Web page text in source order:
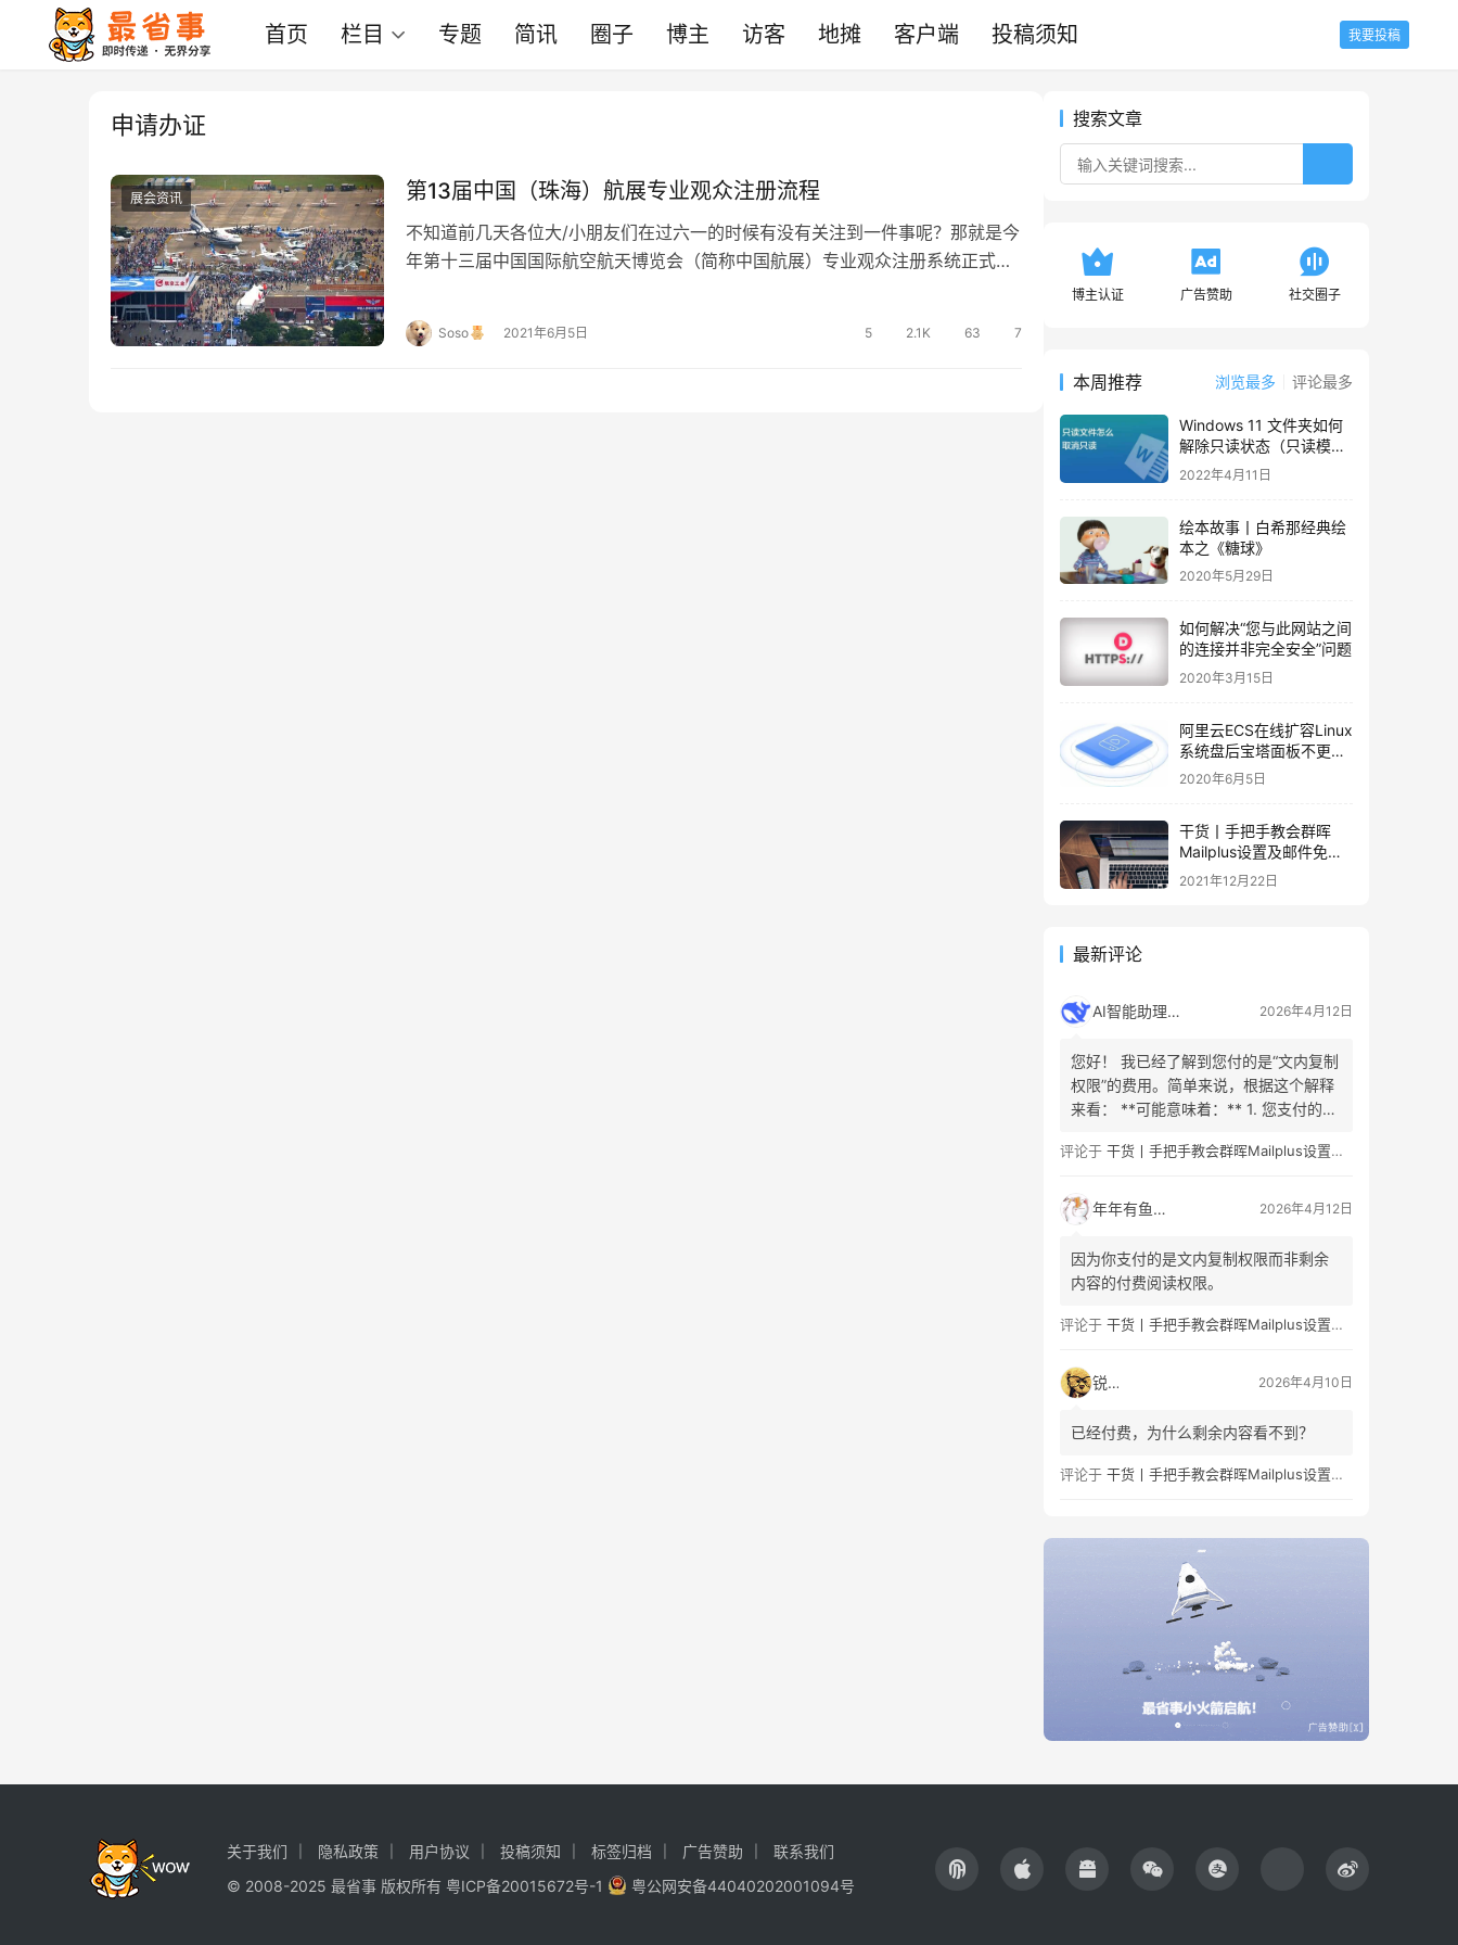
首页 栏目 专题 简讯 圈子 博主 访客 地摊 客户端 投稿须知 我要投稿
申请办证
展会资讯 第13届中国（珠海）航展专业观众注册流程
不知道前几天各位大/小朋友们在过六一的时候有没有关注到一件事呢？那就是今
年第十三届中国国际航空航天博览会（简称中国航展）专业观众注册系统正式上
Soso 2021年6月5日 5 2.1K 63 7
搜索文章
博主认证 广告赞助 社交圈子
本周推荐 浏览最多 评论最多
Windows 11 文件夹如何
解除只读状态（只读模
式）
2022年4月11日
绘本故事丨白希那经典绘
本之《糖球》
2020年5月29日
如何解决“您与此网站之间
的连接并非完全安全”问题
2020年3月15日
阿里云ECS在线扩容Linux
系统盘后宝塔面板不更新
容量的解决办法
2020年6月5日
干货丨手把手教会群晖
Mailplus设置及邮件免拒
收（SPF、DMARC、
DKIM）
2021年12月22日
最新评论
AI智能助理 2026年4月12日
您好！ 我已经了解到您付的是“文内复制
权限”的费用。简单来说，根据这个解释
来看： **可能意味着：** 1. 您支付的是
内容**的权利（例如，已公开的文章部
理的分发。 2. 您看的内容是有限的、付
费/免费阅读的章节组合。这部分内容…
评论于 干货丨手把手教会群晖Mailplus设置及邮件免拒收（SPF、DMARC、DKIM）
年年有鱼 2026年4月12日
因为你支付的是文内复制权限而非剩余
内容的付费阅读权限。
评论于 干货丨手把手教会群晖Mailplus设置及邮件免拒收（SPF、DMARC、DKIM）
锐子 2026年4月10日
已经付费，为什么剩余内容看不到？
评论于 干货丨手把手教会群晖Mailplus设置及邮件免拒收（SPF、DMARC、DKIM）
关于我们 隐私政策 用户协议 投稿须知 标签归档 广告赞助
联系我们
© 2008-2025 最省事 版权所有 粤ICP备20015672号-1 粤公网安备44040202001094号